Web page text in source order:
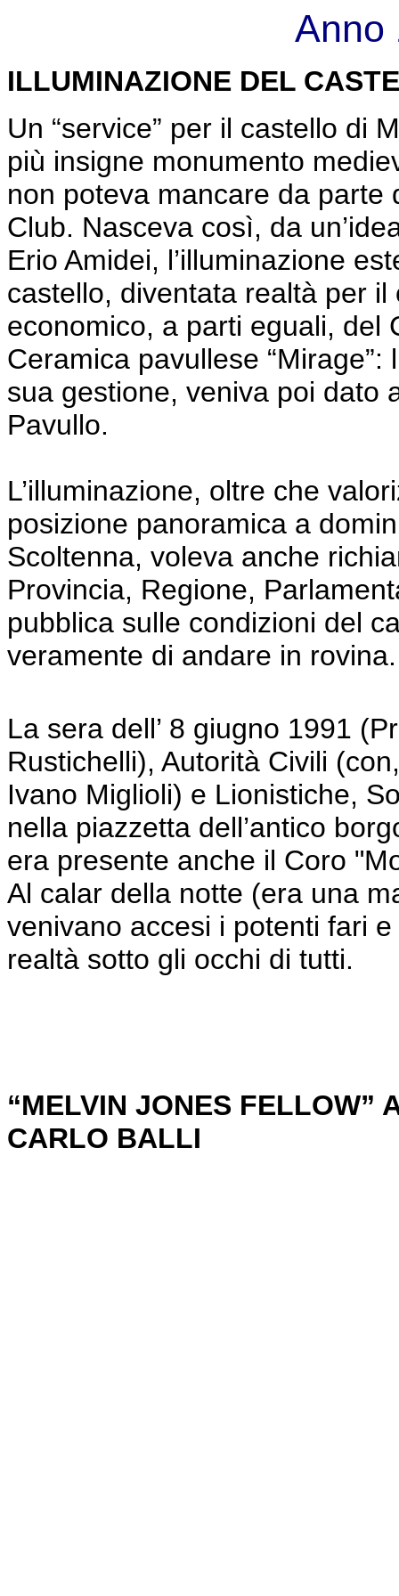
Anno
ILLUMINAZIONE DEL
Un “service” per il castello di
più insigne monumento
non poteva mancare da parte
Club. Nasceva così, da
Erio Amidei, l’illuminazione
castello, diventata realtà per il
economico, a parti eguali, del
Ceramica pavullese “Mirage”:
sua gestione, veniva poi dato
Pavullo.
L’illuminazione, oltre che
posizione panoramica a
Scoltenna, voleva anche
Provincia, Regione,
pubblica sulle condizioni del
veramente di andare in rovina.
La sera dell’ 8 giugno 1991
Rustichelli), Autorità Civili
Ivano Miglioli) e Lionistiche,
nella piazzetta dell’antico
era presente anche il Coro
Al calar della notte (era una
venivano accesi i potenti fari
realtà sotto gli occhi di tutti.
“MELVIN JONES FELLOW”
CARLO BALLI